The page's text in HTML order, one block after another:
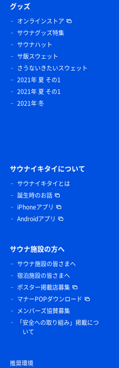
グッズ
オンラインストア
サウナグッズ特集
サウナハット
サ飯スウェット
さうないきたいスウェット
2021年 夏 その1
2021年 夏 その1
2021年 冬
サウナイキタイについて
サウナイキタイとは
誕生時のお話
iPhoneアプリ
Androidアプリ
サウナ施設の方へ
サウナ施設の皆さまへ
宿泊施設の皆さまへ
ポスター掲載店募集
マナーPOPダウンロード
メンバーズ協賛募集
「安全への取り組み」掲載につ
いて
推奨環境